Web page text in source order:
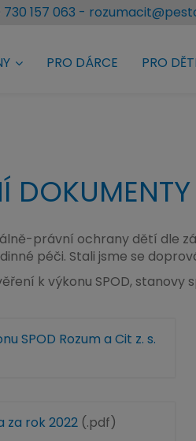
157 063 -
PRO DÁRCE PRO DĚTI
DOKUMENTY
právní ochrany dětí dle
péči. Stali jsme se
k výkonu SPOD, stanovy
SPOD Rozum a Cit z. s.
za rok 2022(.pdf)